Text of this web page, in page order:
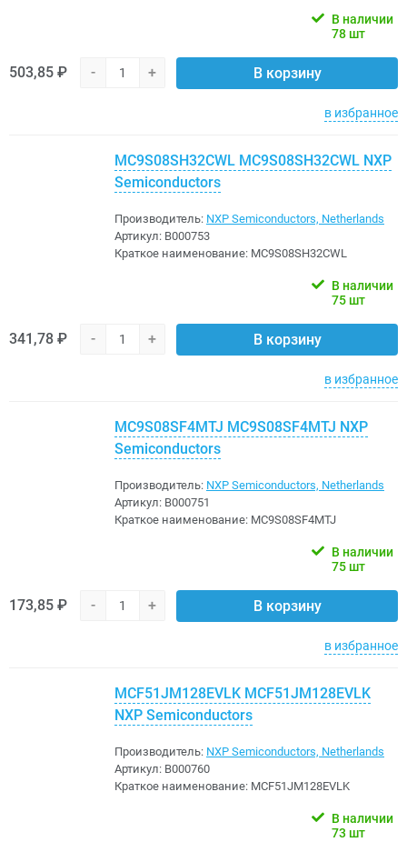
В наличии
78 шт
503,85 ₽ - + В корзину
в избранное
MC9S08SH32CWL MC9S08SH32CWL NXP
Semiconductors
Производитель: NXP Semiconductors, Netherlands
Артикул: B000753
Краткое наименование: MC9S08SH32CWL
В наличии
75 шт
341,78 ₽ - + В корзину
в избранное
MC9S08SF4MTJ MC9S08SF4MTJ NXP
Semiconductors
Производитель: NXP Semiconductors, Netherlands
Артикул: B000751
Краткое наименование: MC9S08SF4MTJ
В наличии
75 шт
173,85 ₽ - + В корзину
в избранное
MCF51JM128EVLK MCF51JM128EVLK
NXP Semiconductors
Производитель: NXP Semiconductors, Netherlands
Артикул: B000760
Краткое наименование: MCF51JM128EVLK
В наличии
73 шт